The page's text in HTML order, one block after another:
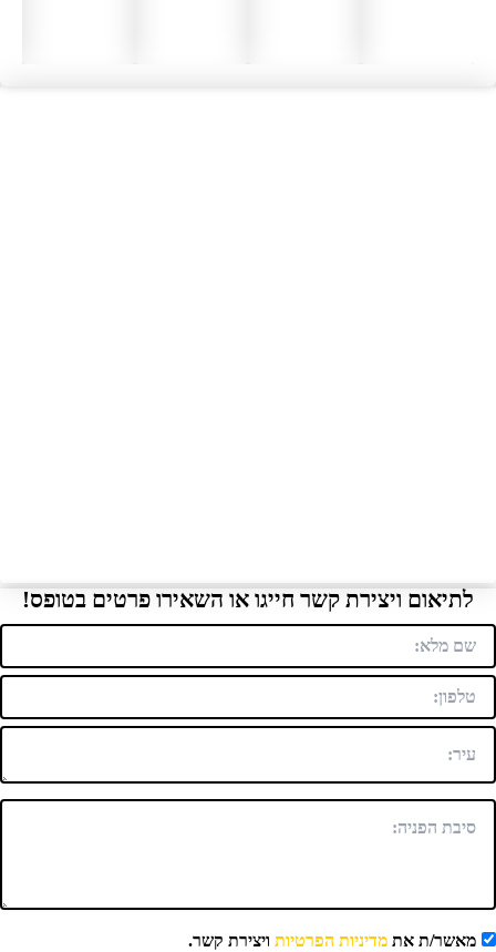
לתיאום ויצירת קשר חייגו או השאירו פרטים בטופס!
מאשר/ת אתמדיניות הפרטיותויצירת קשר.